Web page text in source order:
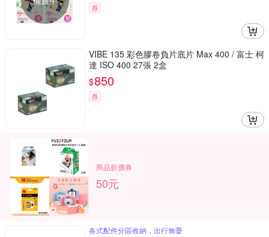
券
VIBE 135 彩色膠卷負片底片 Max 400 / 富士 柯
達 ISO 400 27張 2盒
$850
券
商品折價券
50元
各式配件分區收納，出行無憂